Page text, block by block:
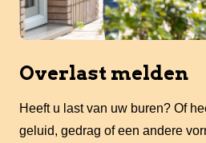
Overlast melden
Heeft u last van uw buren? Of
geluid, gedrag of een andere